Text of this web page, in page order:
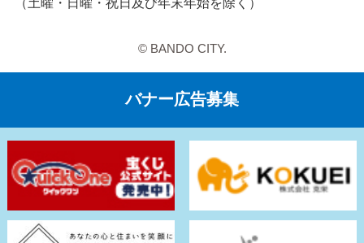
© BANDO CITY.
バナー広告募集